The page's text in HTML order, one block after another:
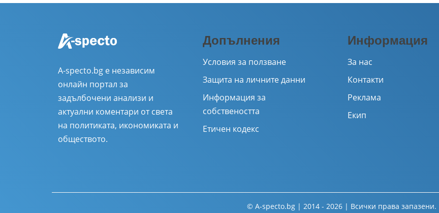
A-specto.bg е независим
онлайн портал за
задълбочени анализи и
актуални коментари от света
на политиката, икономиката и
обществото.
Допълнения
Условия за ползване
Защита на личните данни
Информация за
собствеността
Етичен кодекс
Информация
За нас
Контакти
Реклама
Екип
© A-specto.bg | 2014 - 2026 | Всички права запазени.